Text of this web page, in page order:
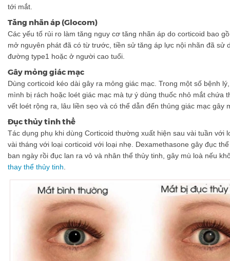
tới mắt.
Tăng nhãn áp (Glocom)
Các yếu tố rủi ro làm tăng nguy cơ tăng nhãn áp do corticoid bao
mở nguyên phát đã có từ trước, tiền sử tăng áp lực nội nhãn đã sử
đường type1 hoặc ở người cao tuổi.
Gây mỏng giác mạc
Dùng corticoid kéo dài gây ra mỏng giác mạc. Trong một số bệnh
mình bị rách hoặc loét giác mạc mà tự ý dùng thuốc nhỏ mắt chứa
vết loét rộng ra, lâu liền sẹo và có thể dẫn đến thủng giác mạc gây
Đục thủy tinh thể
Tác dụng phụ khi dùng Corticoid thường xuất hiện sau vài tuần với
vài tháng với loại corticoid với loại nhẹ. Dexamethasone gây đục
ban ngày rồi đục lan ra vỏ và nhân thể thủy tinh, gây mù loà nếu
thay thể thủy tinh